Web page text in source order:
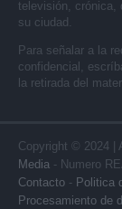
televisión, crónica,
su ciudad.
Para señalar a la
confidencial,
la retirada del
Copyright © 2024 |
Media - Numero
Contacto - Politica
Procesamiento de